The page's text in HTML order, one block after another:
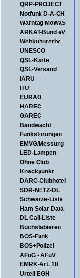
QRP-PROJECT
Notfunk D-A-CH
Warntag MoWaS
ARKAT-Bund eV
Weltkulturerbe
UNESCO
QSL-Karte
QSL-Versand
IARU
ITU
EURAO
HAREC
GAREC
Bandwacht
Funkstörungen
EMVG/Messung
LED-Lampen
Ohne Club
Knackpunkt
DARC-Clubhotel
SDR-NETZ-DL
Schwarze-Liste
Ham Solar Data
DL Call-Liste
Buchstabieren
BOS-Funk
BOS+Polizei
AFuG - AFuV
EMRK-Art. 10
Urteil BGH